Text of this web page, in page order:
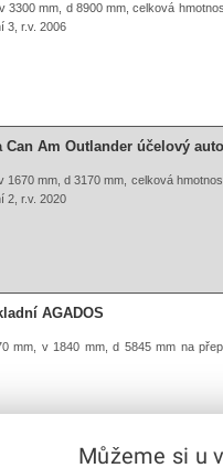
3300 mm, d 8900 mm, celková
3, r.v. 2006
Can Am Outlander účelový
1670 mm, d 3170 mm, celková
2, r.v. 2020
AGADOS
mm, v 1840 mm, d 5845 mm na
Můžeme si u